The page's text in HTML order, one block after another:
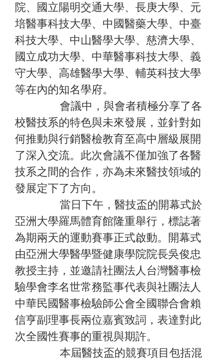
院、國立陽明交通大學、長庚大學、元
培醫事科技大學、中國醫藥大學、中臺
科技大學、中山醫學大學、慈濟大學、
國立成功大學、中華醫事科技大學、義
守大學、高雄醫學大學、輔英科技大學
等在內的知名學府。
會議中，與會者積極分享了各
校醫技系的特色與未來發展，並針對如
何推動與行銷醫檢教育至高中層級展開
了深入交流。此次會議不僅加強了各醫
技系之間的合作，亦為未來醫技領域的
發展定下了方向。
當日下午，醫技盃的開幕式於
亞洲大學羅馬體育館隆重舉行，標誌著
為期兩天的運動賽事正式啟動。開幕式
由亞洲大學醫學暨健康學院院長吳俊忠
教授主持，並邀請社團法人台灣醫事檢
驗學會李名世常務監事代表與社團法人
中華民國醫事檢驗師公會全國聯合會賴
信亨副理事長兩位嘉賓致詞，表達對此
次全國性賽事的重視與期許。
本屆醫技盃的競賽項目包括混